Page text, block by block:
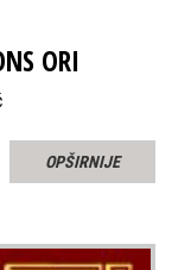
ORI
OPŠIRNIJE